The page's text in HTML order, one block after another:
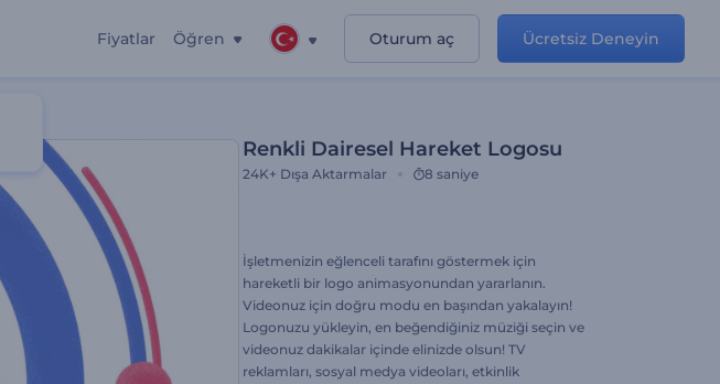
Fiyatlar Öğren Oturum aç Ücretsiz Deneyin
Renkli Dairesel Hareket Logosu
24K+ Dışa Aktarmalar 8 saniye
İşletmenizin eğlenceli tarafını göstermek için
hareketli bir logo animasyonundan yararlanın.
Videonuz için doğru modu en başından yakalayın!
Logonuzu yükleyin, en beğendiğiniz müziği seçin ve
videonuz dakikalar içinde elinizde olsun! TV
reklamları, sosyal medya videoları, etkinlik